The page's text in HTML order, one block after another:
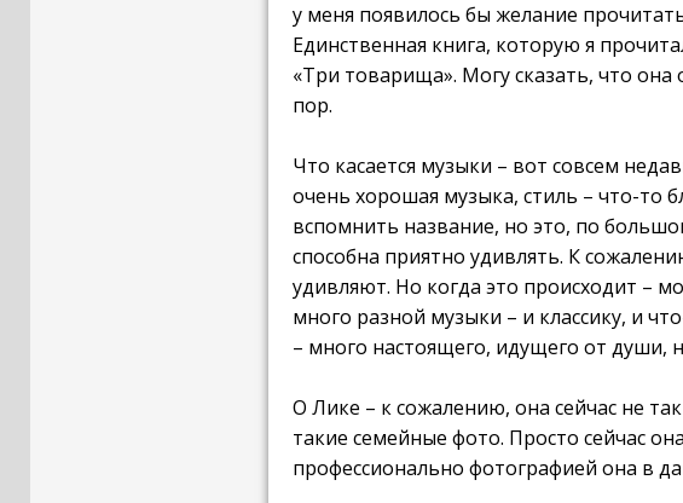
у меня появилось бы желание
Единственная книга, которую я
«Три товарища». Могу сказать, что она
пор.
Что касается музыки – вот совсем
очень хорошая музыка, стиль – что-то
вспомнить название, но это, по
способна приятно удивлять. К
удивляют. Но когда это происходит –
много разной музыки – и классику, и
– много настоящего, идущего от души,
О Лике – к сожалению, она сейчас не
такие семейные фото. Просто сейчас
профессионально фотографией она в